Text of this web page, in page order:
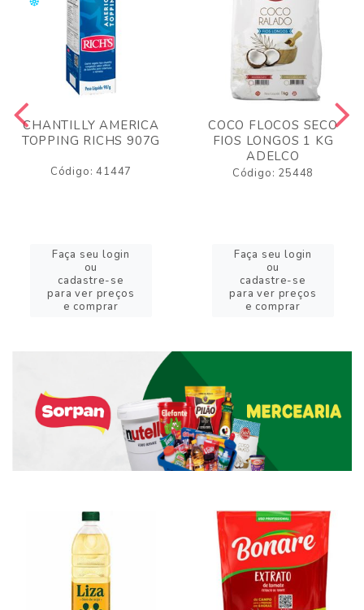
CHANTILLY AMERICA
TOPPING RICHS 907G
Código: 41447
Faça seu login
ou
cadastre-se
para ver preços
e comprar
COCO FLOCOS SECO
FIOS LONGOS 1 KG
ADELCO
Código: 25448
Faça seu login
ou
cadastre-se
para ver preços
e comprar